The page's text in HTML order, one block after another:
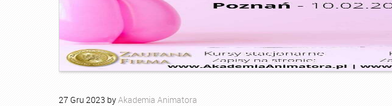
27 Gru 2023 byAkademia Animatora